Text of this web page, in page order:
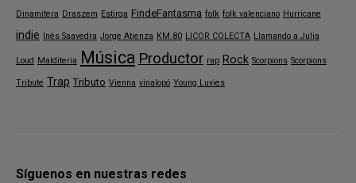
Dinamitera Draszem Estirga FindeFantasma folk folk valenciano Hurricane
indie Inés Saavedra Jorge Atienza KM.80 LICOR COLECTA Llamando a Julia
Loud Malditeria Música Productor rap Rock Scorpions Scorpions
Tribute Trap Tributo Vienna vinalopó Young Luvies
Síguenos en nuestras redes